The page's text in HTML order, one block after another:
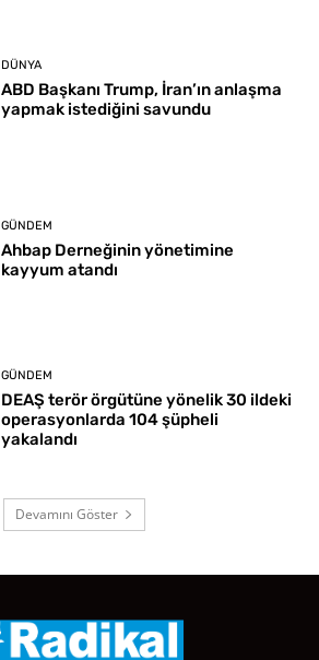
DÜNYA
ABD Başkanı Trump, İran’ın anlaşma
yapmak istediğini savundu
GÜNDEM
Ahbap Derneğinin yönetimine
kayyum atandı
GÜNDEM
DEAŞ terör örgütüne yönelik 30 ildeki
operasyonlarda 104 şüpheli
yakalandı
Devamını Göster